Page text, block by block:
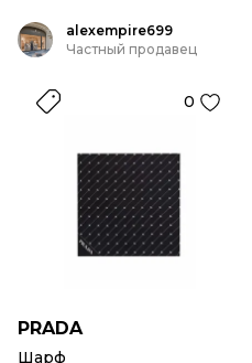
alexempire699
Частный продавец
0
PRADA
Шарф